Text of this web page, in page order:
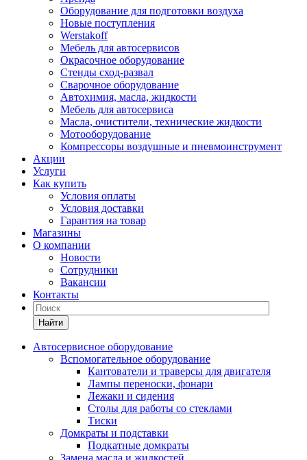
Оборудование для подготовки воздуха
Новые поступления
Werstakoff
Мебель для автосервисов
Окрасочное оборудование
Стенды сход-развал
Сварочное оборудование
Автохимия, масла, жидкости
Мебель для автосервиса
Масла, очистители, технические жидкости
Мотооборудование
Компрессоры воздушные и пневмоинструмент
Акции
Услуги
Как купить
Условия оплаты
Условия доставки
Гарантия на товар
Магазины
О компании
Новости
Сотрудники
Вакансии
Контакты
Найти
Автосервисное оборудование
Вспомогательное оборудование
Кантователи и траверсы для двигателя
Лампы переноски, фонари
Лежаки и сидения
Столы для работы со стеклами
Тиски
Домкраты и подставки
Подкатные домкраты
Замена масла и жидкостей